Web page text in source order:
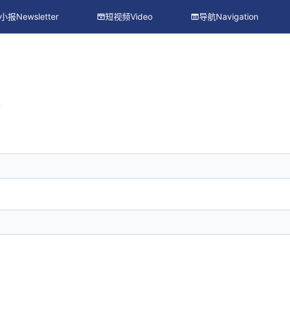
小报Newsletter 短视频Video 导航Navigation